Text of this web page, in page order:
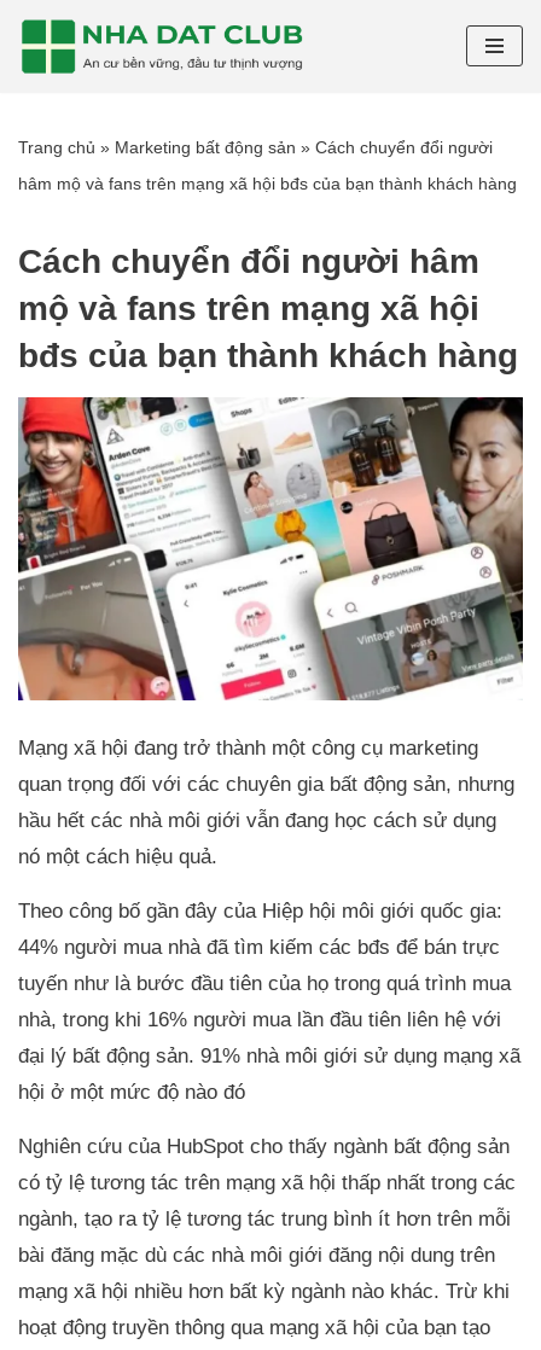
Chuyển
nội
dung
Trang chủ » Marketing bất động sản » Cách chuyển đổi người
hâm mộ và fans trên mạng xã hội bđs của bạn thành khách hàng
Cách chuyển đổi người hâm
mộ và fans trên mạng xã hội
bđs của bạn thành khách hàng
Mạng xã hội đang trở thành một công cụ marketing
quan trọng đối với các chuyên gia bất động sản, nhưng
hầu hết các nhà môi giới vẫn đang học cách sử dụng
nó một cách hiệu quả.
Theo công bố gần đây của Hiệp hội môi giới quốc gia:
44% người mua nhà đã tìm kiếm các bđs để bán trực
tuyến như là bước đầu tiên của họ trong quá trình mua
nhà, trong khi 16% người mua lần đầu tiên liên hệ với
đại lý bất động sản. 91% nhà môi giới sử dụng mạng xã
hội ở một mức độ nào đó
Nghiên cứu của HubSpot cho thấy ngành bất động sản
có tỷ lệ tương tác trên mạng xã hội thấp nhất trong các
ngành, tạo ra tỷ lệ tương tác trung bình ít hơn trên mỗi
bài đăng mặc dù các nhà môi giới đăng nội dung trên
mạng xã hội nhiều hơn bất kỳ ngành nào khác. Trừ khi
hoạt động truyền thông qua mạng xã hội của bạn tạo